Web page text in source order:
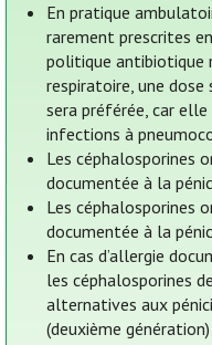
En pratique
rarement prescrites
politique antibiotique
respiratoire, une
sera préférée, car
infections à
Les céphalosporines
documentée à la
Les céphalosporines
documentée à la
En cas d’allergie
les céphalosporines
alternatives aux
(deuxième